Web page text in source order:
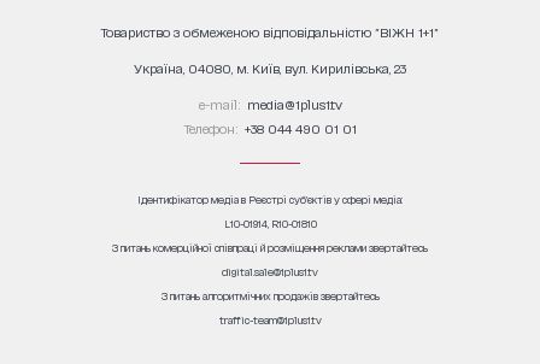
Товариство з обмеженою відповідальністю "ВІЖН 1+1"
Україна, 04080, м. Київ, вул. Кирилівська, 23
е-mail: media@1plus1.tv
Телефон: +38 044 490 01 01
Ідентифікатор медіа в Реєстрі суб’єктів у сфері медіа:
L10-01914, R10-01810
З питань комерційної співпраці й розміщення реклами звертайтесь
digital.sale@1plus1.tv
З питань алгоритмічних продажів звертайтесь
traffic-team@1plus1.tv